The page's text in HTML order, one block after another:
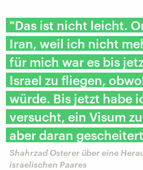
"Das ist nicht leicht.
Iran, weil ich nicht
für mich war es bis
Israel zu fliegen,
würde. Bis jetzt habe
versucht, ein Visum
aber daran
Shahrzad Osterer über eine
israelischen Paares